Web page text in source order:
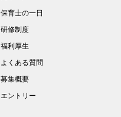
保育士の一日
研修制度
福利厚生
よくある質問
募集概要
エントリー